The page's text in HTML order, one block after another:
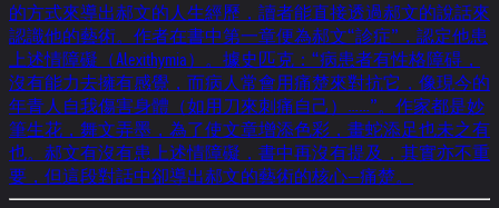
的方式來導出郝文的人生經歷，讀者能直接透過郝文的說話來
認識他的藝術。作者在書中第一章便為郝文“診症”，認定他患
上述情障礙（Alexithymia）。據史匹克：“病患者有性格障碍，
沒有能力去擁有感覺，而病人常會用痛楚來對抗它，像現今的
年青人自我傷害身體（如用刀來刺痛自己）……”。作家都是妙
筆生花，舞文弄墨，為了使文章增添色彩，畫蛇添足也未之有
也。郝文有沒有患上述情障礙，書中再沒有提及，其實亦不重
要，但這段對話中卻導出郝文的藝術的核心—痛楚。